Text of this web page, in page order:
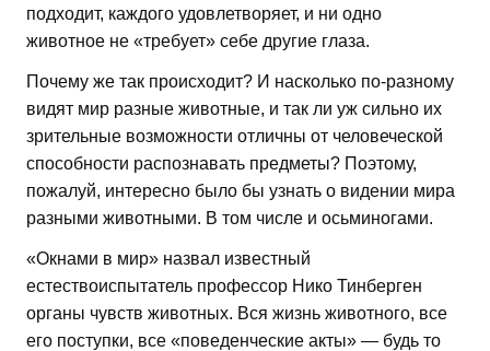
подходит, каждого удовлетворяет, и ни одно
животное не «требует» себе другие глаза.
Почему же так происходит? И насколько по-разному
видят мир разные животные, и так ли уж сильно их
зрительные возможности отличны от человеческой
способности распознавать предметы? Поэтому,
пожалуй, интересно было бы узнать о видении мира
разными животными. В том числе и осьминогами.
«Окнами в мир» назвал известный
естествоиспытатель профессор Нико Тинберген
органы чувств животных. Вся жизнь животного, все
его поступки, все «поведенческие акты» — будь то